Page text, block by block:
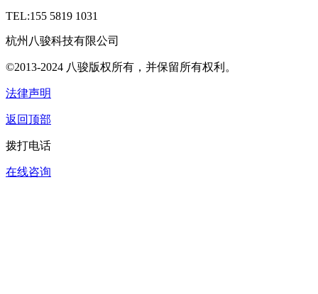
TEL:155 5819 1031
杭州八骏科技有限公司
©2013-2024 八骏版权所有，并保留所有权利。
法律声明
返回顶部
拨打电话
在线咨询